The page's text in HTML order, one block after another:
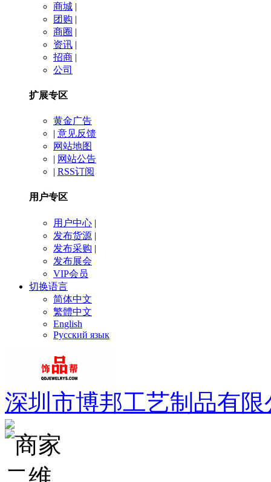
商城 |
团购 |
商圈 |
资讯 |
招商 |
公司
扩展专区
黄金广告
| 意见反馈
网站地图
| 网站公告
| RSS订阅
用户专区
用户中心 |
发布货源 |
发布采购 |
发布展会
VIP会员
切换语言
简体中文
繁體中文
English
Русский язык
深圳市博邦工艺制品有限